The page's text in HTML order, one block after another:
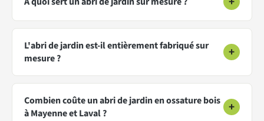
L'abri de jardin est-il entièrement fabriqué sur
mesure ?
+
Combien coûte un abri de jardin en ossature bois
à Mayenne et Laval ?
+